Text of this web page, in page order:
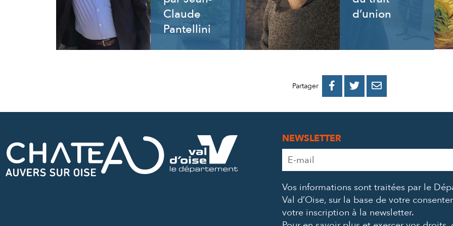
Claude
Pantellini
d’union
Partager 
PARTAGER
PARTAGER
PARTAGER
NEWSLETTER
Adresse
e-
*
Vos informations sont traitées par le
Val d’Oise, sur la base de votre
votre inscription à la newsletter.